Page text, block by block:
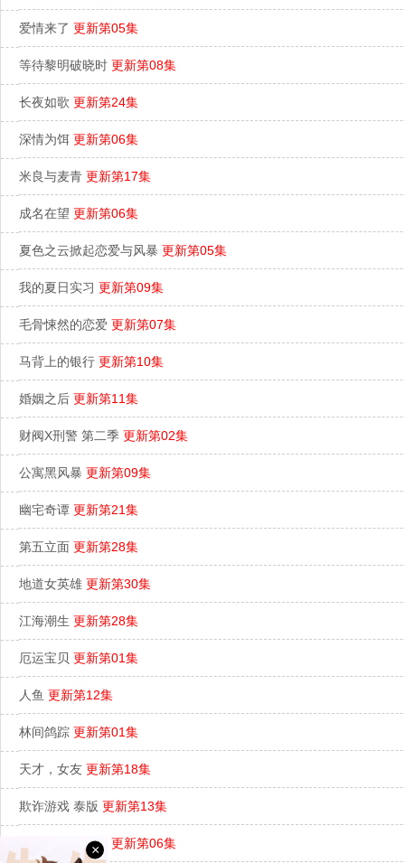
爱情来了 更新第05集
等待黎明破晓时 更新第08集
长夜如歌 更新第24集
深情为饵 更新第06集
米良与麦青 更新第17集
成名在望 更新第06集
夏色之云掀起恋爱与风暴 更新第05集
我的夏日实习 更新第09集
毛骨悚然的恋爱 更新第07集
马背上的银行 更新第10集
婚姻之后 更新第11集
财阀X刑警 第二季 更新第02集
公寓黑风暴 更新第09集
幽宅奇谭 更新第21集
第五立面 更新第28集
地道女英雄 更新第30集
江海潮生 更新第28集
厄运宝贝 更新第01集
人鱼 更新第12集
林间鸽踪 更新第01集
天才，女友 更新第18集
欺诈游戏 泰版 更新第13集
只是一起吃顿饭 更新第06集
×